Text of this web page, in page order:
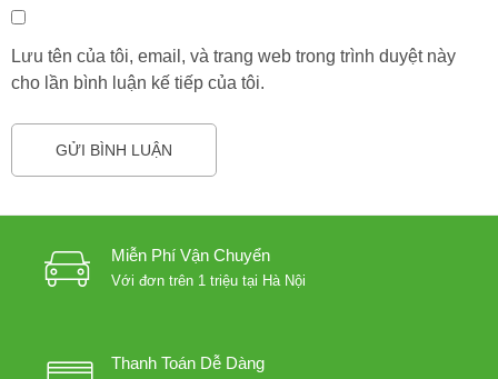
Lưu tên của tôi, email, và trang web trong trình duyệt này
cho lần bình luận kế tiếp của tôi.
Miễn Phí Vận Chuyển
Với đơn trên 1 triệu tại Hà Nội
Thanh Toán Dễ Dàng